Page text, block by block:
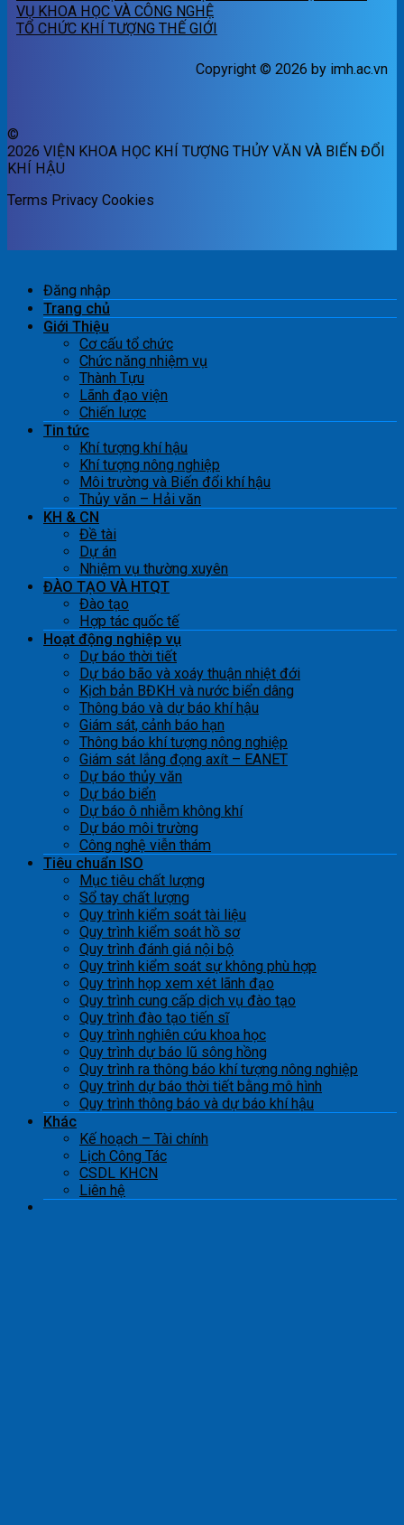
VỤ KHOA HỌC VÀ CÔNG NGHỆ
TỔ CHỨC KHÍ TƯỢNG THẾ GIỚI
Copyright © 2026 by imh.ac.vn
©
2026 VIỆN KHOA HỌC KHÍ TƯỢNG THỦY VĂN VÀ BIẾN ĐỔI
KHÍ HẬU
Terms Privacy Cookies
Đăng nhập
Trang chủ
Giới Thiệu
Cơ cấu tổ chức
Chức năng nhiệm vụ
Thành Tựu
Lãnh đạo viện
Chiến lược
Tin tức
Khí tượng khí hậu
Khí tượng nông nghiệp
Môi trường và Biến đổi khí hậu
Thủy văn – Hải văn
KH & CN
Đề tài
Dự án
Nhiệm vụ thường xuyên
ĐÀO TẠO VÀ HTQT
Đào tạo
Hợp tác quốc tế
Hoạt động nghiệp vụ
Dự báo thời tiết
Dự báo bão và xoáy thuận nhiệt đới
Kịch bản BĐKH và nước biển dâng
Thông báo và dự báo khí hậu
Giám sát, cảnh báo hạn
Thông báo khí tượng nông nghiệp
Giám sát lắng đọng axít – EANET
Dự báo thủy văn
Dự báo biển
Dự báo ô nhiễm không khí
Dự báo môi trường
Công nghệ viễn thám
Tiêu chuẩn ISO
Mục tiêu chất lượng
Sổ tay chất lượng
Quy trình kiểm soát tài liệu
Quy trình kiểm soát hồ sơ
Quy trình đánh giá nội bộ
Quy trình kiểm soát sự không phù hợp
Quy trình họp xem xét lãnh đạo
Quy trình cung cấp dịch vụ đào tạo
Quy trình đào tạo tiến sĩ
Quy trình nghiên cứu khoa học
Quy trình dự báo lũ sông hồng
Quy trình ra thông báo khí tượng nông nghiệp
Quy trình dự báo thời tiết bằng mô hình
Quy trình thông báo và dự báo khí hậu
Khác
Kế hoạch – Tài chính
Lịch Công Tác
CSDL KHCN
Liên hệ